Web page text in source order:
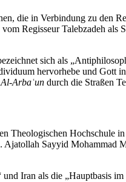
die in Verbindung zu den
Regisseur Talebzadeh als
sich als
hervorhebe und Gott
Al-Arbaʿun durch die Straßen
Theolo­gi­schen Hochschule
Ajatollah Sayyid Mohammad
Iran als die „Haupt­basis